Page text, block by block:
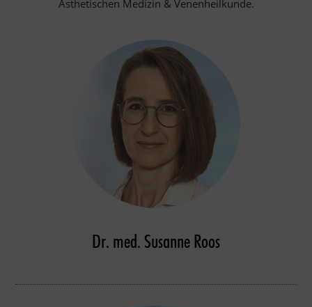
Ästhetischen Medizin & Venenheilkunde.
Dr. med. Susanne Roos